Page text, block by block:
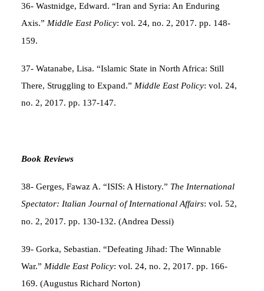
36- Wastnidge, Edward. “Iran and Syria: An Enduring
Axis.” Middle East Policy: vol. 24, no. 2, 2017. pp. 148-
159.
37- Watanabe, Lisa. “Islamic State in North Africa: Still
There, Struggling to Expand.” Middle East Policy: vol. 24,
no. 2, 2017. pp. 137-147.
Book Reviews
38- Gerges, Fawaz A. “ISIS: A History.” The International
Spectator: Italian Journal of International Affairs: vol. 52,
no. 2, 2017. pp. 130-132. (Andrea Dessi)
39- Gorka, Sebastian. “Defeating Jihad: The Winnable
War.” Middle East Policy: vol. 24, no. 2, 2017. pp. 166-
169. (Augustus Richard Norton)